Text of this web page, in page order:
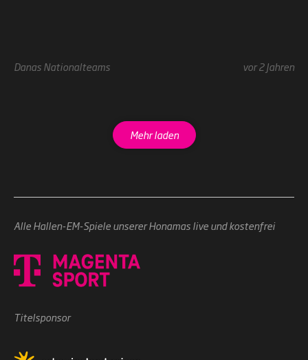
DanasNationalteams vor 2 Jahren
Mehr laden
Alle Hallen-EM-Spiele unserer Honamas live und kostenfrei
Titelsponsor